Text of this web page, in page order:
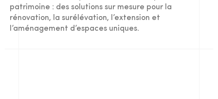
patrimoine : des solutions sur mesure pour la
rénovation, la surélévation, l’extension et
l’aménagement d’espaces uniques.